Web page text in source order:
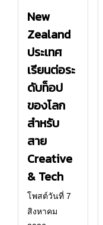
New
Zealand
ประเทศ
เรียนต่อระ
ดับท็อป
ของโลก
สำหรับ
สาย
Creative
& Tech
โพสต์วันที่ 7
สิงหาคม